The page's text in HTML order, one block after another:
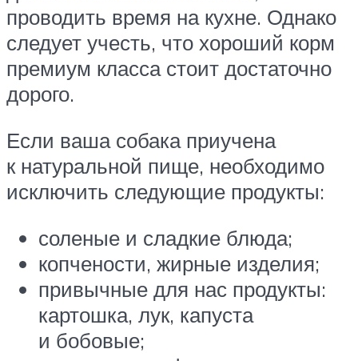
проводить время на кухне. Однако
следует учесть, что хороший корм
премиум класса стоит достаточно
дорого.
Если ваша собака приучена
к натуральной пище, необходимо
исключить следующие продукты:
соленые и сладкие блюда;
копчености, жирные изделия;
привычные для нас продукты:
картошка, лук, капуста
и бобовые;